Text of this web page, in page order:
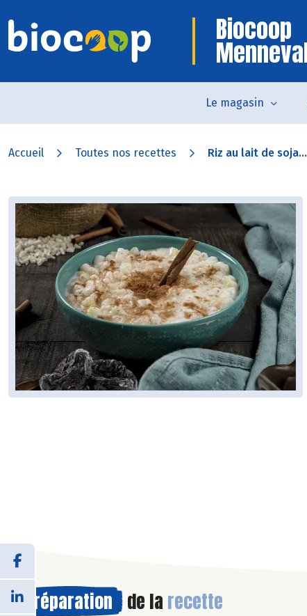
Biocoop
Le magasin
Accueil Toutes nos recettes Riz au lait de soja...
Préparation de la recette